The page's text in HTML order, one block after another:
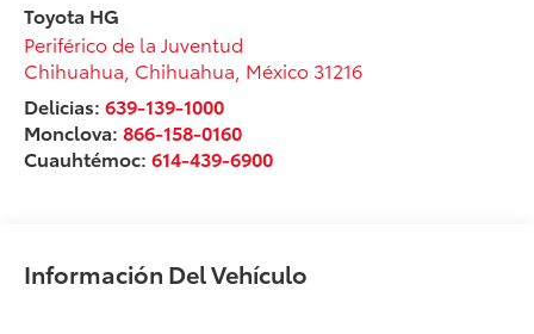
Toyota HG
Periférico de la Juventud
Chihuahua Chihuahua , México 31216
Delicias:639-139-1000
Monclova:866-158-0160
Cuauhtémoc:614-439-6900
Información Del Vehículo